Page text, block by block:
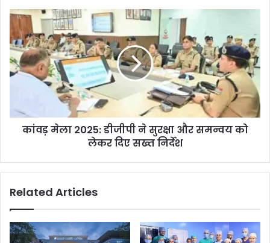
कांवड़ मेला 2025: डीजीपी ने सुरक्षा और समन्वय को
लेकर दिए सख्त निर्देश
Related Articles